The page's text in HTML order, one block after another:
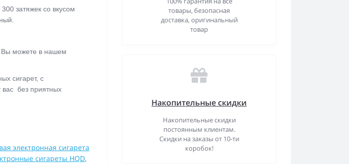
300 затяжек со вкусом
Вы можете в нашем
сигарет, с
без приятных
электронная сигарета
сигареты HQD,
товары, безопасная
доставка, оригинальный
товар
Накопительные скидки
Накопительные скидки
постоянным клиентам.
Скидки на заказы от 10-ти
коробок!